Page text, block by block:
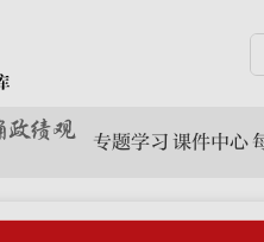
专题学习 课件中心